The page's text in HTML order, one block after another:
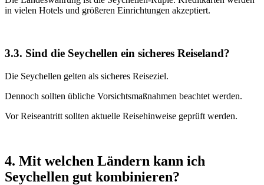
in vielen Hotels und größeren Einrichtungen akzeptiert.
3.3. Sind die Seychellen ein sicheres Reiseland?
Die Seychellen gelten als sicheres Reiseziel.
Dennoch sollten übliche Vorsichtsmaßnahmen beachtet werden.
Vor Reiseantritt sollten aktuelle Reisehinweise geprüft werden.
4. Mit welchen Ländern kann ich
Seychellen gut kombinieren?